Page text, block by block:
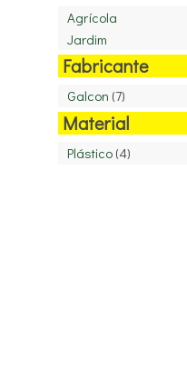
Agrícola
Jardim
Fabricante
Galcon (7)
Material
Plástico (4)